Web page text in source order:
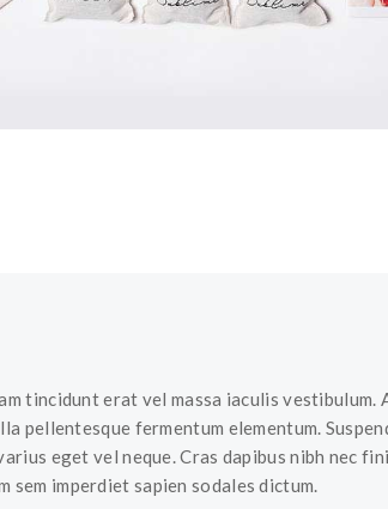
tincidunt erat vel massa iaculis vestibulum.
pellentesque fermentum elementum.
eget vel neque. Cras dapibus nibh nec
sem imperdiet sapien sodales dictum.